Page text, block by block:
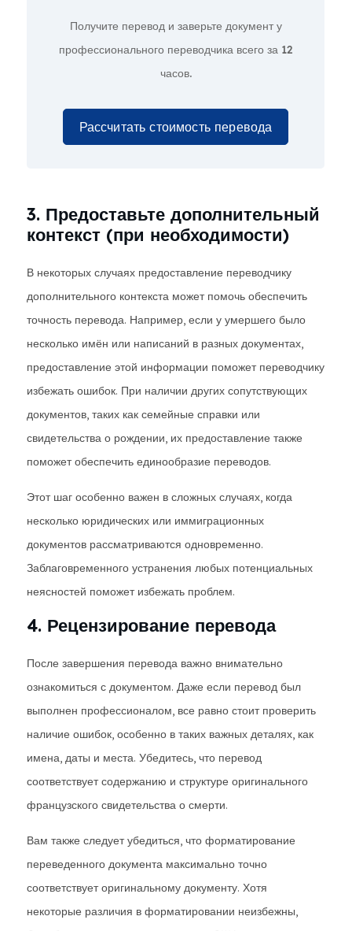
Получите перевод и заверьте документ у
профессионального переводчика всего за 12
часов.
Рассчитать стоимость перевода
3. Предоставьте дополнительный
контекст (при необходимости)
В некоторых случаях предоставление переводчику
дополнительного контекста может помочь обеспечить
точность перевода. Например, если у умершего было
несколько имён или написаний в разных документах,
предоставление этой информации поможет переводчику
избежать ошибок. При наличии других сопутствующих
документов, таких как семейные справки или
свидетельства о рождении, их предоставление также
поможет обеспечить единообразие переводов.
Этот шаг особенно важен в сложных случаях, когда
несколько юридических или иммиграционных
документов рассматриваются одновременно.
Заблаговременного устранения любых потенциальных
неясностей поможет избежать проблем.
4. Рецензирование перевода
После завершения перевода важно внимательно
ознакомиться с документом. Даже если перевод был
выполнен профессионалом, все равно стоит проверить
наличие ошибок, особенно в таких важных деталях, как
имена, даты и места. Убедитесь, что перевод
соответствует содержанию и структуре оригинального
французского свидетельства о смерти.
Вам также следует убедиться, что форматирование
переведенного документа максимально точно
соответствует оригинальному документу. Хотя
некоторые различия в форматировании неизбежны,